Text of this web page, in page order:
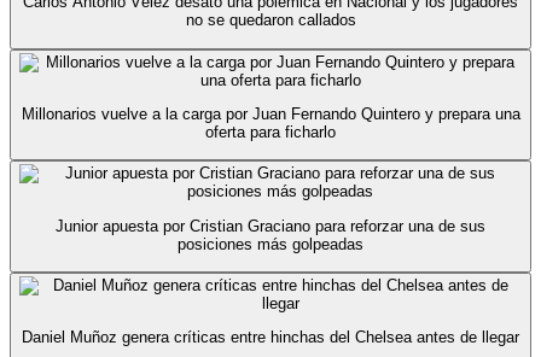
no se quedaron callados
Millonarios vuelve a la carga por Juan Fernando Quintero y prepara una
oferta para ficharlo
Junior apuesta por Cristian Graciano para reforzar una de sus
posiciones más golpeadas
Daniel Muñoz genera críticas entre hinchas del Chelsea antes de llegar